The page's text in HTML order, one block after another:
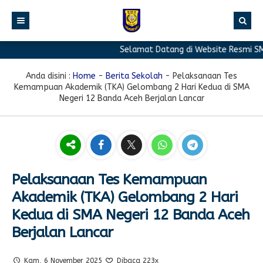
PROFIL
Sambutan Kepala Sekolah
Sejarah Singkat
Struktur Organisasi
Sekolah
Komite
Berita Prestasi
Berita Sekolah
Blog Guru
Pengumuman
Agenda
PROGRAM
Pramuka
PMR
Klub Bahasa
GALERI
FOTO
VIDEO
PPDB
DOWNLOAD
Selamat Datang di Website Resmi SMA
Anda disini : Home - Berita Sekolah - Pelaksanaan Tes
Kemampuan Akademik (TKA) Gelombang 2 Hari Kedua di SMA
Negeri 12 Banda Aceh Berjalan Lancar
Pelaksanaan Tes Kemampuan
Akademik (TKA) Gelombang 2 Hari
Kedua di SMA Negeri 12 Banda Aceh
Berjalan Lancar
Kam, 6 November 2025 Dibaca 223x